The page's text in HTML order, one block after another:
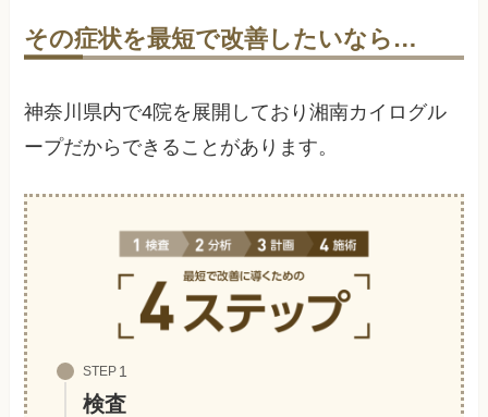
その症状を最短で改善したいなら…
神奈川県内で4院を展開しており湘南カイログル
ープだからできることがあります。
STEP
検査